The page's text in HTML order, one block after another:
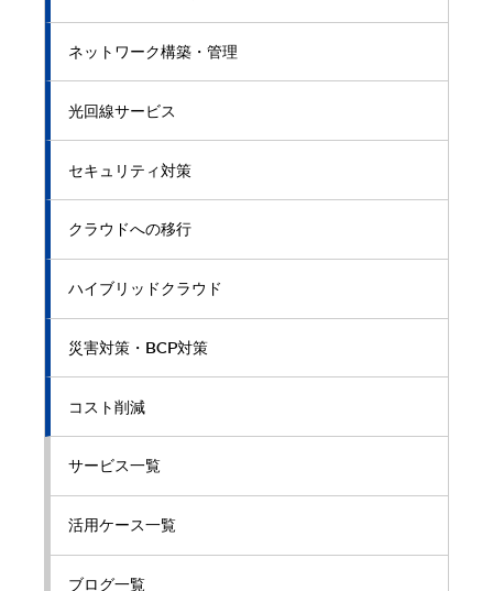
ネットワーク構築・管理
光回線サービス
セキュリティ対策
クラウドへの移行
ハイブリッドクラウド
災害対策・BCP対策
コスト削減
サービス一覧
活用ケース一覧
ブログ一覧